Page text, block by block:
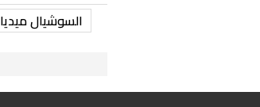
السوشيال ميديا